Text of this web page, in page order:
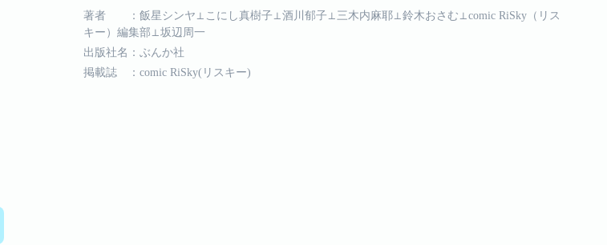
著者 ：飯星シンヤ⊥こにし真樹子⊥酒川郁子⊥三木内麻耶⊥鈴木おさむ⊥comic RiSky（リス
キー）編集部⊥坂辺周一
出版社名：ぶんか社
掲載誌 ：comic RiSky(リスキー)